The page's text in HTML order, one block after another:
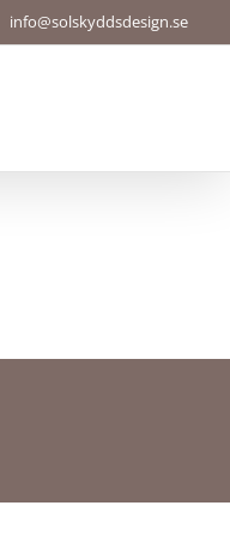
info@solskyddsdesign.se